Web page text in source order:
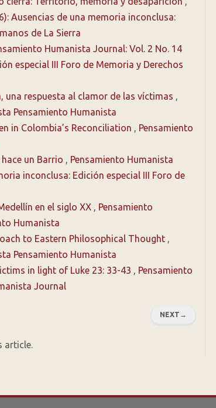
Ausencias de una memoria inconclusa:
de La Sierra
Humanista Journal: Vol. 2 No. 14
especial III Foro de Memoria y Derechos
una respuesta al clamor de las víctimas ,
Pensamiento Humanista
in Colombia’s Reconciliation , Pensamiento
un Barrio , Pensamiento Humanista
inconclusa: Edición especial III Foro de
en el siglo XX , Pensamiento
Humanista
to Eastern Philosophical Thought ,
Pensamiento Humanista
in light of Luke 23: 33-43 , Pensamiento
Journal
NEXT →
article.